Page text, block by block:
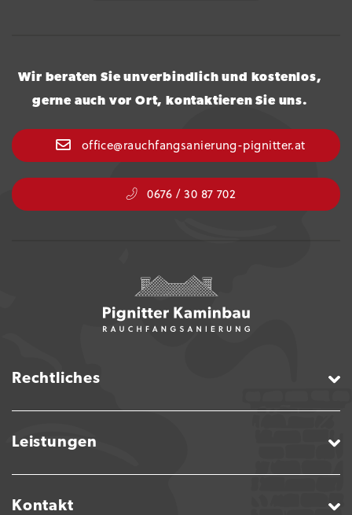
Wir beraten Sie unverbindlich und kostenlos,
gerne auch vor Ort, kontaktieren Sie uns.
office@rauchfangsanierung-pignitter.at
0676 / 30 87 702
Rechtliches
Leistungen
Kontakt